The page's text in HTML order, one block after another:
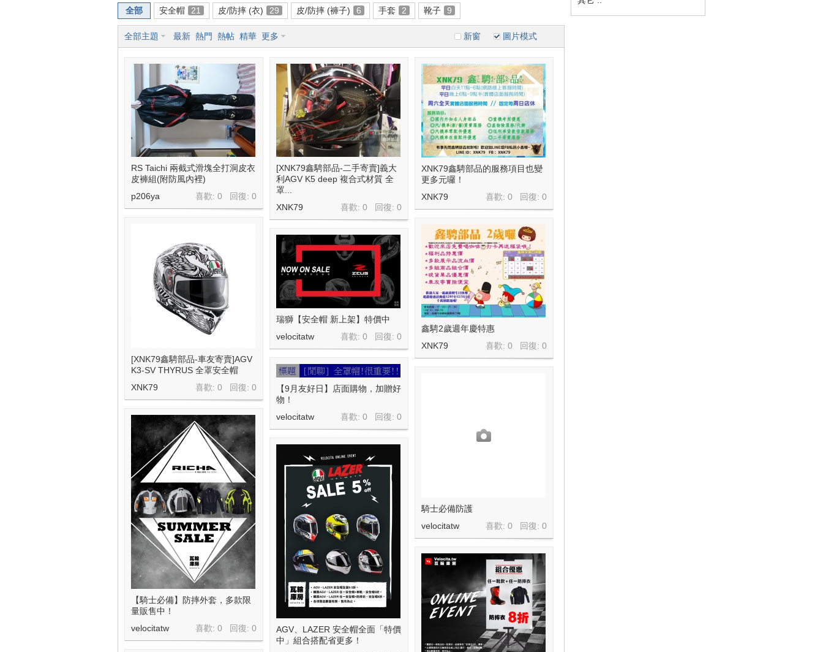
全部 安全帽 21 皮/防摔 (衣) 29 皮/防摔 (褲子) 6 手套 2 靴子 9
新窗
全部主題 最新 熱門 熱帖 精華 更多 圖片模式
RS Taichi 兩截式滑塊全打洞皮衣
皮褲組(附防風內裡)
喜歡: 0 回復: 0
p206ya
[XNK79鑫騁部品-二手寄賣]義大
利AGV K5 deep 複合式材質 全
罩...
喜歡: 0 回復: 0
XNK79
XNK79鑫騁部品的服務項目也變
更多元囉！
喜歡: 0 回復: 0
XNK79
[XNK79鑫騁部品-車友寄賣]AGV
K3-SV THYRUS 全罩安全帽
喜歡: 0 回復: 0
XNK79
鑫騁2歲週年慶特惠
喜歡: 0 回復: 0
XNK79
瑞獅【安全帽 新上架】特價中
喜歡: 0 回復: 0
velocitatw
【9月友好日】店面購物，加贈好
物！
喜歡: 0 回復: 0
velocitatw
騎士必備防護
喜歡: 0 回復: 0
velocitatw
【騎士必備】防摔外套，多款限
量販售中！
喜歡: 0 回復: 0
velocitatw
AGV、LAZER 安全帽全面「特價
中」組合搭配省更多！